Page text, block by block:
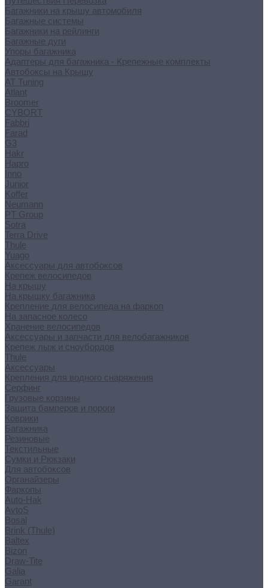
Багажники на крышу автомобиля
Багажные системы
Багажники на рейлинги
Багажные дуги
Упоры багажника
Адаптеры для багажника - Крепежные комплекты
Автобоксы на Крышу
AT Tuning
Atlant
Broomer
CYBORT
Fabbri
Farad
G3
Hakr
Hapro
Inno
Junior
Koffer
Neumann
PT Group
Sotra
Terra Drive
Thule
Yuago
Аксессуары для автобоксов
Крепеж велосипедов
На крышу
На крышку багажника
Крепление для велосипеда на фаркоп
На запасное колесо
Хранение велосипедов
Аксессуары и запчасти для велобагажников
Крепеж лыж и сноубордов
Thule
Аксессуары
Крепления для водного снаряжения
Серфинг
Грузовые корзины
Защита бамперов и пороги
Коврики
Багажника
Резиновые
Текстильные
Сумки и Рюкзаки
Для автобоксов
Органайзеры
Фаркопы
Auto-Hak
AvtoS
Bosal
Brink (Thule)
Baltex
Bizon
Draw-Tite
Galia
Garant